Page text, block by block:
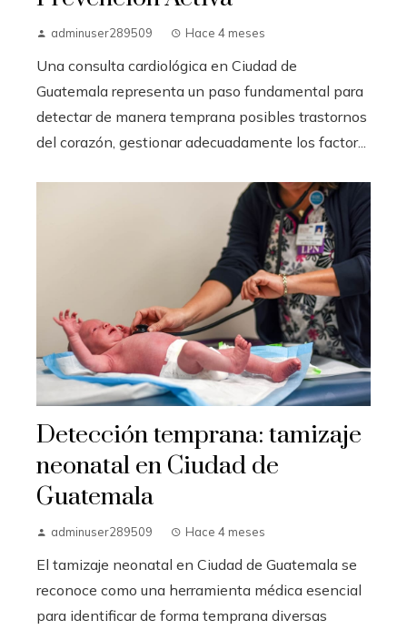
adminuser289509 Hace 4 meses
Una consulta cardiológica en Ciudad de
Guatemala representa un paso fundamental para
detectar de manera temprana posibles trastornos
del corazón, gestionar adecuadamente los factor...
Detección temprana: tamizaje
neonatal en Ciudad de
Guatemala
adminuser289509 Hace 4 meses
El tamizaje neonatal en Ciudad de Guatemala se
reconoce como una herramienta médica esencial
para identificar de forma temprana diversas